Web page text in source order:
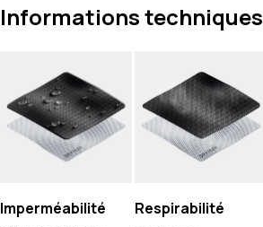
Informations techniques
Imperméabilité Respirabilité